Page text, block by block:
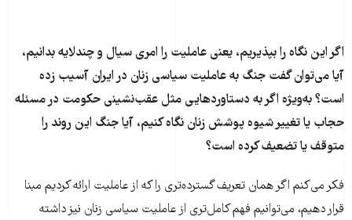
اگر این نگاه را بپذیریم، یعنی عاملیت را امری سیال و چندلایه بدانیم،
آیا می‌توان گفت جنگ به عاملیت سیاسی زنان در ایران آسیب زده
است؟ به‌ویژه اگر به دستاوردهایی مثل عقب‌نشینی حکومت در مسئله
حجاب یا تغییر شیوه پوشش زنان نگاه کنیم، آیا جنگ این روند را
متوقف یا تضعیف کرده است؟
فکر می‌کنم اگر همان تعریف گسترده‌تری را که از عاملیت ارائه کردیم مبنا
قرار دهیم، می‌توانیم فهم کامل‌تری از عاملیت سیاسی زنان نیز داشته